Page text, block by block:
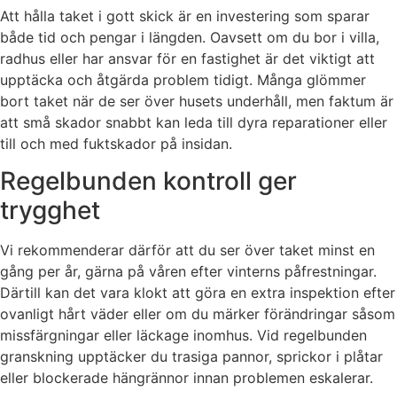
Att hålla taket i gott skick är en investering som sparar
både tid och pengar i längden. Oavsett om du bor i villa,
radhus eller har ansvar för en fastighet är det viktigt att
upptäcka och åtgärda problem tidigt. Många glömmer
bort taket när de ser över husets underhåll, men faktum är
att små skador snabbt kan leda till dyra reparationer eller
till och med fuktskador på insidan.
Regelbunden kontroll ger
trygghet
Vi rekommenderar därför att du ser över taket minst en
gång per år, gärna på våren efter vinterns påfrestningar.
Därtill kan det vara klokt att göra en extra inspektion efter
ovanligt hårt väder eller om du märker förändringar såsom
missfärgningar eller läckage inomhus. Vid regelbunden
granskning upptäcker du trasiga pannor, sprickor i plåtar
eller blockerade hängrännor innan problemen eskalerar.